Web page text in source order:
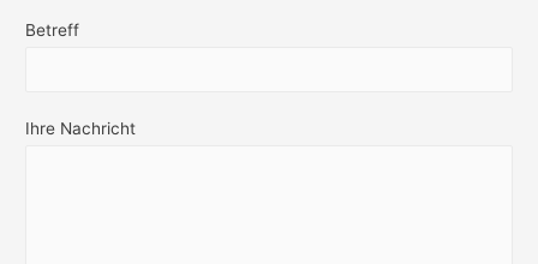
Betreff
Ihre Nachricht